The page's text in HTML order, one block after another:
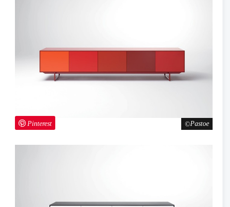
Pastoe
Pinterest